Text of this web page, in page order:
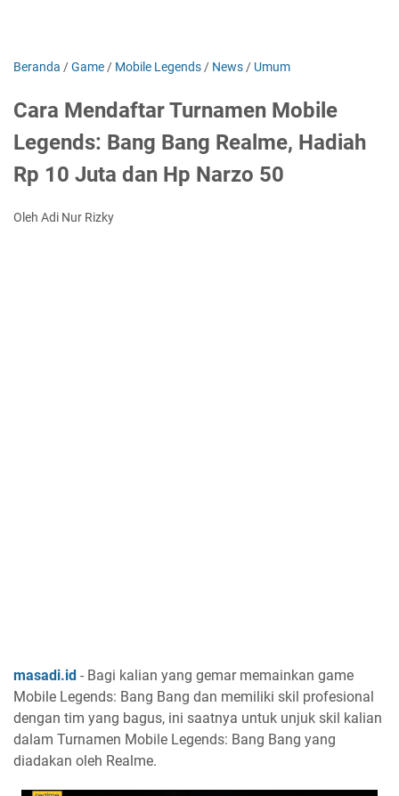
Beranda /Game / Mobile Legends / News / Umum
Cara Mendaftar Turnamen Mobile
Legends: Bang Bang Realme, Hadiah
Rp 10 Juta dan Hp Narzo 50
Oleh Adi Nur Rizky
masadi.id - Bagi kalian yang gemar memainkan game
Mobile Legends: Bang Bang dan memiliki skil profesional
dengan tim yang bagus, ini saatnya untuk unjuk skil kalian
dalam Turnamen Mobile Legends: Bang Bang yang
diadakan oleh Realme.